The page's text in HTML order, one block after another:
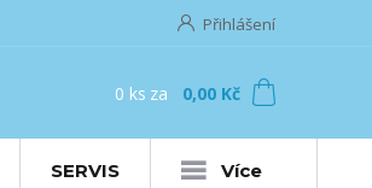
Přihlášení
0 ks za 0,00 Kč
SERVIS Více